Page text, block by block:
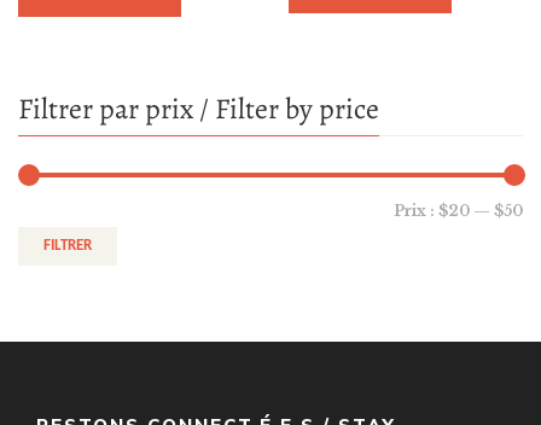
Filtrer par prix / Filter by price
FILTRER
Prix : $20 — $50